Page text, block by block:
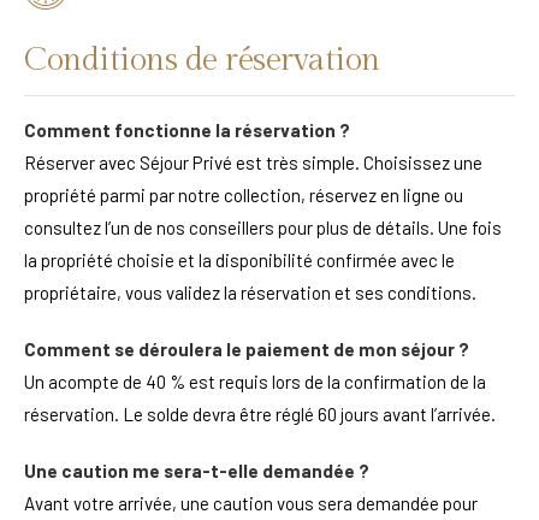
Conditions de réservation
Comment fonctionne la réservation ?
Réserver avec Séjour Privé est très simple. Choisissez une
propriété parmi par notre collection, réservez en ligne ou
consultez l’un de nos conseillers pour plus de détails. Une fois
la propriété choisie et la disponibilité confirmée avec le
propriétaire, vous validez la réservation et ses conditions.
Comment se déroulera le paiement de mon séjour ?
Un acompte de 40 % est requis lors de la confirmation de la
réservation. Le solde devra être réglé 60 jours avant l’arrivée.
Une caution me sera-t-elle demandée ?
Avant votre arrivée, une caution vous sera demandée pour